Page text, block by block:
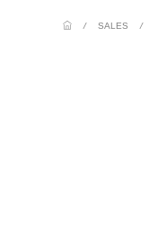
/ SALES /